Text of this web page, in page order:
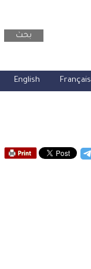
بحث
English Français